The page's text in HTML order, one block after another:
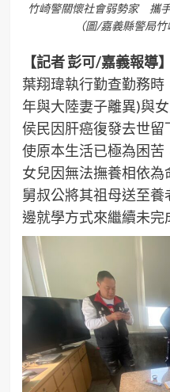
竹崎警關懷社會弱勢家 攜
（圖/嘉義縣警局
【記者 彭可/嘉義報導】
葉翔瑋執行勤查勤務
年與大陸妻子離異)與
侯民因肝癌復發去世留
使原本生活已極為困
女兒因無法撫養相依
舅叔公將其祖母送至
邊就學方式來繼續未完